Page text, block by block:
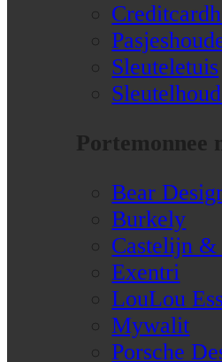
Sleuteletuis
Portemonnee
Bear
Burkely
Castelijn &
Exentri
LouLou
Mywalit
Porsche